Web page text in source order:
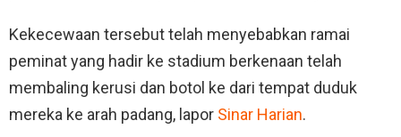
Kekecewaan tersebut telah menyebabkan ramai
peminat yang hadir ke stadium berkenaan telah
membaling kerusi dan botol ke dari tempat duduk
mereka ke arah padang, lapor Sinar Harian.